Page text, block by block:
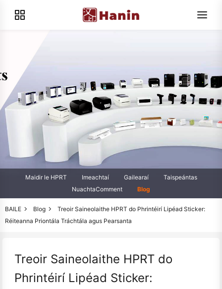
Maidir le HPRT Imeachtaí Gailearaí
Taispeántas
NuachtaComment
Blog
BAILE Blog
Treoir Saineolaithe HPRT do Phrintéirí Lipéad Sticker:
Réiteanna Priontála Tráchtála agus Pearsanta
Treoir Saineolaithe HPRT do
Phrintéirí Lipéad Sticker: